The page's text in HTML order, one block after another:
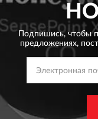
Подпишись, чтобы
предложениях,